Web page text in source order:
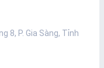
8, P. Gia Sàng, Tỉnh